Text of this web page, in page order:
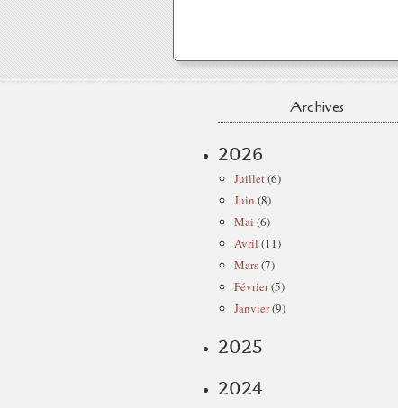
Archives
2026
Juillet(6)
Juin (8)
Mai (6)
Avril (11)
Mars(7)
Février(5)
Janvier(9)
2025
2024